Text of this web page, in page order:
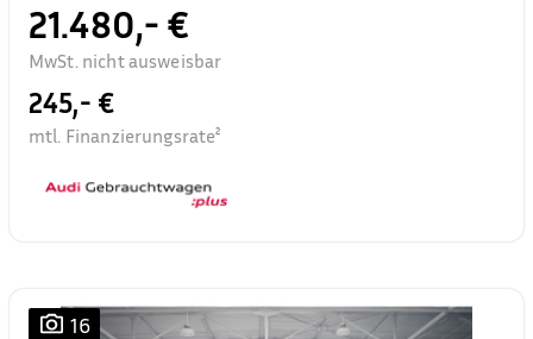
21.480,- €
MwSt. nicht ausweisbar
245,- €
mtl. Finanzierungsrate²
16